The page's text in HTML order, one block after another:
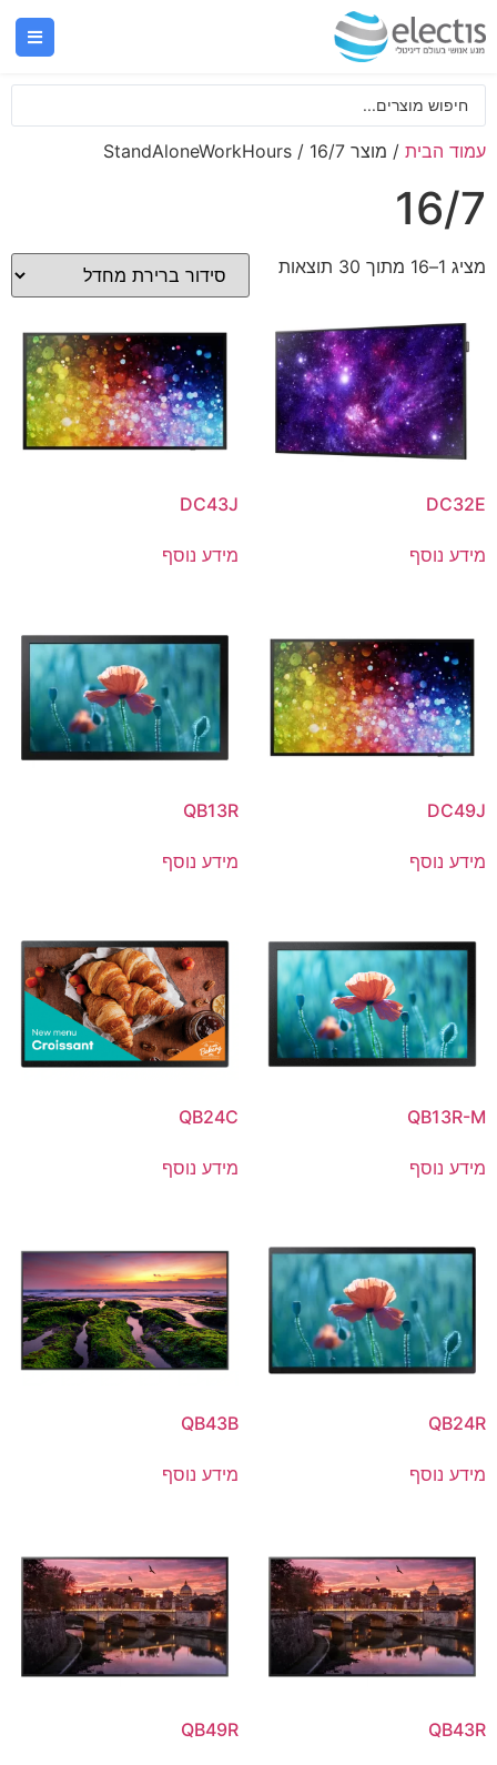
עמוד הבית / מוצר StandAloneWorkHours / 16/7
16/7
מציג 1–16 מתוך 30 תוצאות
DC32E
מידע נוסף
DC43J
מידע נוסף
DC49J
מידע נוסף
QB13R
מידע נוסף
QB13R-M
מידע נוסף
QB24C
מידע נוסף
QB24R
מידע נוסף
QB43B
מידע נוסף
QB43R
QB49R